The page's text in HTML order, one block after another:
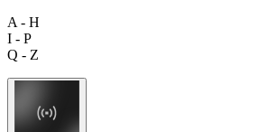
A - H
I - P
Q - Z